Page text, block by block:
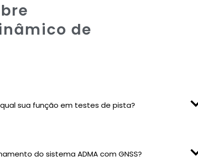
de
sua função em testes de pista?
do sistema ADMA com GNSS?